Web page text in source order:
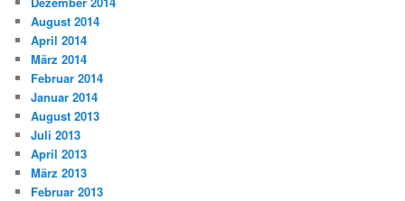
August 2014
April 2014
März 2014
Februar 2014
Januar 2014
August 2013
Juli 2013
April 2013
März 2013
Februar 2013